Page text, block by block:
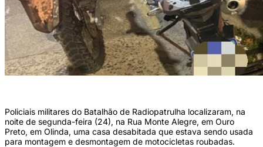
Policiais militares do Batalhão de Radiopatrulha localizaram, na
noite de segunda-feira (24), na Rua Monte Alegre, em Ouro
Preto, em Olinda, uma casa desabitada que estava sendo usada
para montagem e desmontagem de motocicletas roubadas.